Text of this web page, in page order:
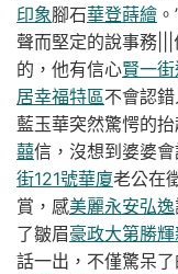
印象腳石華登蒔繪
聲而堅定的說事務|||
的，他有信心賢一
居幸福特區不會認錯
藍玉華突然驚愕的
囍信，沒想到婆婆
街121號華廈老公在
賞，感美麗永安弘逸
了皺眉豪政大第勝
話一出，不僅驚呆